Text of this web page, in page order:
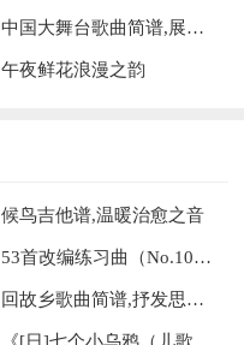
中国大舞台歌曲简谱,展现恢宏国风
午夜鲜花浪漫之韵
候鸟吉他谱,温暖治愈之音
53首改编练习曲（No.10）钢琴谱,经典练习曲呈现
回故乡歌曲简谱,抒发思乡之情